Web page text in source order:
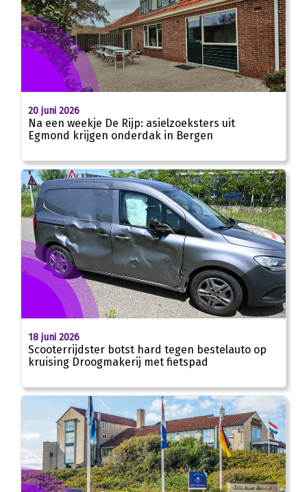
20 juni 2026
Na een weekje De Rijp: asielzoeksters uit
Egmond krijgen onderdak in Bergen
18 juni 2026
Scooterrijdster botst hard tegen bestelauto op
kruising Droogmakerij met fietspad